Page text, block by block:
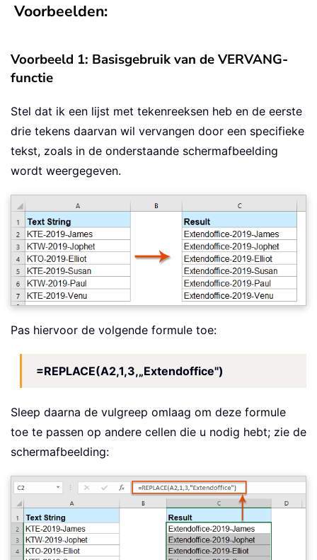
Voorbeelden:
Voorbeeld 1: Basisgebruik van de VERVANG-
functie
Stel dat ik een lijst met tekenreeksen heb en de eerste
drie tekens daarvan wil vervangen door een specifieke
tekst, zoals in de onderstaande schermafbeelding
wordt weergegeven.
Pas hiervoor de volgende formule toe:
=REPLACE(A2,1,3,„Extendoffice")
Sleep daarna de vulgreep omlaag om deze formule
toe te passen op andere cellen die u nodig hebt; zie de
schermafbeelding: